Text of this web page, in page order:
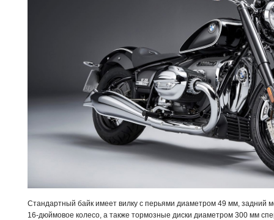
Стандартный байк имеет вилку с перьями диаметром 49 мм, задний
16-дюймовое колесо, а также тормозные диски диаметром 300 мм